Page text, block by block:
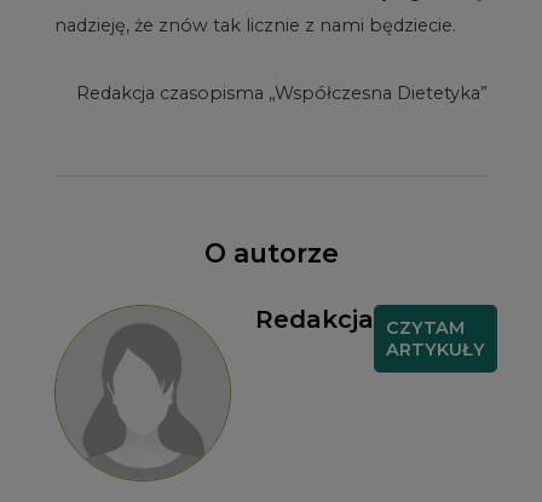
nadzieję, że znów tak licznie z nami będziecie.
Redakcja czasopisma „Współczesna Dietetyka”
O autorze
Redakcja
CZYTAM
ARTYKUŁY